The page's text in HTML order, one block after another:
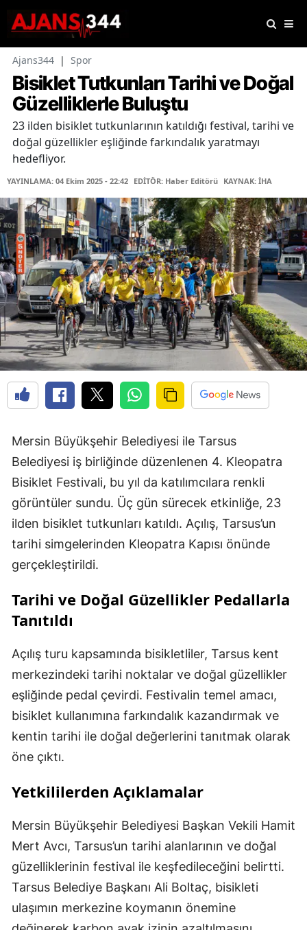
Ajans344 | Spor
Bisiklet Tutkunları Tarihi ve Doğal
Güzelliklerle Buluştu
23 ilden bisiklet tutkunlarının katıldığı festival, tarihi ve
doğal güzellikler eşliğinde farkındalık yaratmayı
hedefliyor.
YAYINLAMA: 04 Ekim 2025 - 22:42 EDİTÖR: Haber Editörü KAYNAK: İHA
Mersin Büyükşehir Belediyesi ile Tarsus
Belediyesi iş birliğinde düzenlenen 4. Kleopatra
Bisiklet Festivali, bu yıl da katılımcılara renkli
görüntüler sundu. Üç gün sürecek etkinliğe, 23
ilden bisiklet tutkunları katıldı. Açılış, Tarsus’un
tarihi simgelerinden Kleopatra Kapısı önünde
gerçekleştirildi.
Tarihi ve Doğal Güzellikler Pedallarla
Tanıtıldı
Açılış turu kapsamında bisikletliler, Tarsus kent
merkezindeki tarihi noktalar ve doğal güzellikler
eşliğinde pedal çevirdi. Festivalin temel amacı,
bisiklet kullanımına farkındalık kazandırmak ve
kentin tarihi ile doğal değerlerini tanıtmak olarak
öne çıktı.
Yetkililerden Açıklamalar
Mersin Büyükşehir Belediyesi Başkan Vekili Hamit
Mert Avcı, Tarsus’un tarihi alanlarının ve doğal
güzelliklerinin festival ile keşfedileceğini belirtti.
Tarsus Belediye Başkanı Ali Boltaç, bisikleti
ulaşımın merkezine koymanın önemine